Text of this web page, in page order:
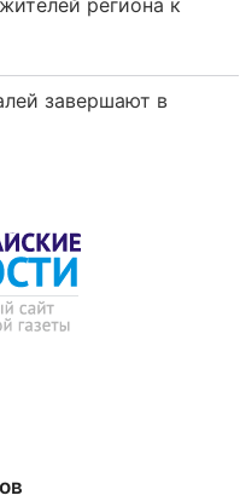
завершают в